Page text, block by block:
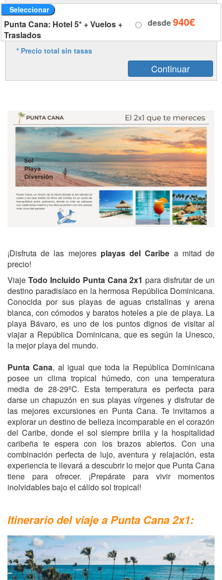
Seleccionar
Punta Cana: Hotel 5* + Vuelos +
Traslados
desde940€
* Precio total sin tasas
¡Disfruta de las mejores playas del Caribe a mitad de
precio!
Viaje Todo Incluido Punta Cana 2x1 para disfrutar de un
destino paradisíaco en la hermosa República Dominicana.
Conocida por sus playas de aguas cristalinas y arena
blanca, con cómodos y baratos hoteles a pie de playa. La
playa Bávaro, es uno de los puntos dignos de visitar al
viajar a República Dominicana, que es según la Unesco,
la mejor playa del mundo.
Punta Cana, al igual que toda la República Dominicana
posee un clima tropical húmedo, con una temperatura
media de 28-29ºC. Esta temperatura es perfecta para
darse un chapuzón en sus playas vírgenes y disfrutar de
las mejores excursiones en Punta Cana. Te invitamos a
explorar un destino de belleza incomparable en el corazón
del Caribe, donde el sol siempre brilla y la hospitalidad
caribeña te espera con los brazos abiertos. Con una
combinación perfecta de lujo, aventura y relajación, esta
experiencia te llevará a descubrir lo mejor que Punta Cana
tiene para ofrecer. ¡Prepárate para vivir momentos
inolvidables bajo el cálido sol tropical!
Itinerario del viaje a Punta Cana 2x1: